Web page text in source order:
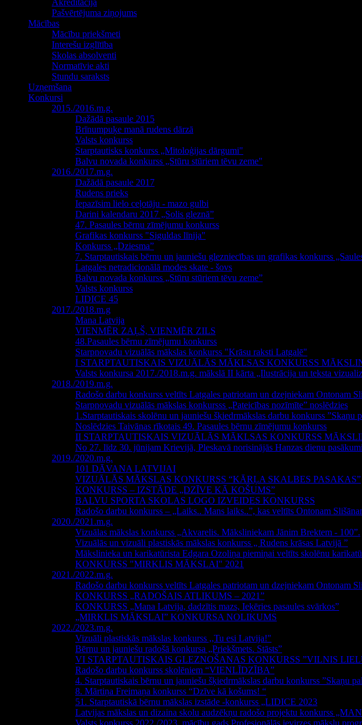
Akreditācija
Pašvērtējuma ziņojums
Mācības
Mācību priekšmeti
Interešu izglītība
Skolas absolventi
Normatīvie akti
Stundu saraksts
Uzņemšana
Konkursi
2015./2016.m.g.
Dažādā pasaule 2015
Brīnumpuķe manā rudens dārzā
Valsts konkurss
Starptautisks konkurss „Mitoloģijas dārgumi"
Balvu novada konkurss „Stūru stūriem tēvu zeme"
2016./2017.m.g.
Dažādā pasaule 2017
Rudens prieks
Iepazīsim lielo ceļotāju - mazo gulbi
Darini kalendaru 2017 „Solis gleznā”
47. Pasaules bērnu zīmējumu konkurss
Grafikas konkurss "Siguldas līnija"
Konkurss „Dziesma”
7. Starptautiskais bērnu un jauniešu glezniecības un grafikas konkurss
Latgales netradicionālā modes skate - šovs
Balvu novada konkurss „Stūru stūriem tēvu zeme”
Valsts konkurss
LIDICE 45
2017./2018.m.g
Mana Latvija
VIENMĒR ZAĻŠ, VIENMĒR ZILS
48.Pasaules bērnu zīmējumu konkurss
Starpnovadu vizuālās mākslas konkurss "Krāsu raksti Latgalē"
I STARPTAUTISKAIS VIZUĀLĀS MĀKLSAS KONKURSS
Valsts konkursa 2017./2018.m.g. mākslā II kārta „Ilustrācija un teksta
2018./2019.m.g.
Radošo darbu konkurss veltīts Latgales patriotam un dzejniekam Ontonam
Starpnovadu vizuālās mākslas konkursss „Pateicības nozīmīte” noslēdzies
1.Starptautiskais skolēnu un jauniešu šķiedrmākslas darbu konkurss ”Skaņu
Noslēdzies Taivānas rīkotais 49. Pasaules bērnu zīmējumu konkurss
II STARPTAUTISKAIS VIZUĀLĀS MĀKLSAS KONKURSS
No 27. līdz 30. jūnijam Krievijā, Pleskavā norisinājās Hanzas dienu
2019./2020.m.g.
101 DĀVANA LATVIJAI
VIZUĀLĀS MĀKSLAS KONKURSS “KĀRĻA SKALBES PASAKAS”
KONKURSS – IZSTĀDE „DZĪVE KĀ KOŠUMS”
BALVU SPORTA SKOLAS LOGO IZVEIDES KONKURSS
Radošo darbu konkurss – „Laiks.. Mans laiks..”, kas veltīts Ontonam
2020./2021.m.g.
Vizuālas mākslas konkurss „Akvarelis. Māksliniekam Jānim Brektem - 100”.
Vizuālās un vizuāli plastiskās mākslas konkurss „ Rudens krāsas Latvijā ”
Mākslinieka un karikatūrista Edgara Ozoliņa piemiņai veltīts skolēnu
KONKURSS "MIRKLIS MĀKSLAI" 2021
2021./2022.m.g.
Radošo darbu konkurss veltīts Latgales patriotam un dzejniekam Ontonam
KONKURSS „RADOŠAIS ATLIKUMS – 2021”
KONKURSS „Mana Latvija, dadzītis mazs, Ieķēries pasaules svārkos”
„MIRKLIS MĀKSLAI” KONKURSA NOLIKUMS
2022./2023.m.g.
Vizuāli plastiskās mākslas konkurss ,,Tu esi Latvija!"
Bērnu un jauniešu radošā konkursa „Priekšmets. Stāsts”
VI STARPTAUTISKAIS GLEZNOŠANAS KONKURSS ”VILNIS
Radošo darbu konkurss skolēniem “VIENLĪDZĪBA”
4. Starptautiskais bērnu un jauniešu šķiedrmākslas darbu konkurss ”Skaņu
8. Mārtiņa Freimaņa konkurss “Dzīve kā košums! “
51. Starptautiskā bērnu mākslas izstāde -konkurss „LIDICE 2023
Latvijas mākslas un dizaina skolu audzēkņu radošo projektu konkurss
Valsts konkurss 2022./2023. mācību gads Profesionālās ievirzes mākslu